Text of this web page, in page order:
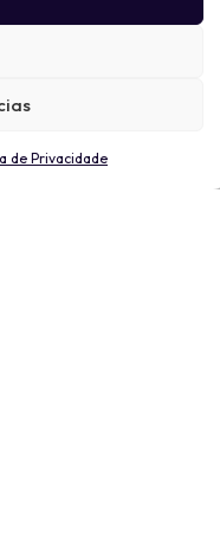
de Privacidade